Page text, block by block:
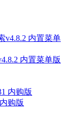
内置菜单版
购版